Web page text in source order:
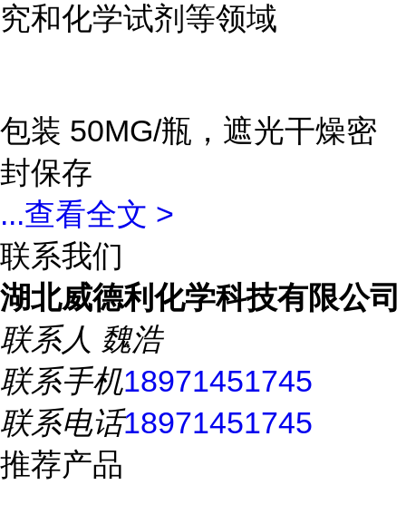
究和化学试剂等领域
包装 50MG/瓶，遮光干燥密
封保存
...查看全文 >
联系我们
湖北威德利化学科技有限公司
联系人 魏浩
联系手机18971451745
联系电话18971451745
推荐产品